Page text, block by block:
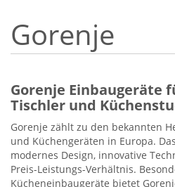
Gorenje
Gorenje Einbaugeräte
Tischler und
Gorenje zählt zu den bekannten
und Küchengeräten in Europa.
modernes Design, innovative
Preis-Leistungs-Verhältnis.
Kücheneinbaugeräte bietet